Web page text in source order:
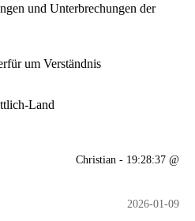
und Unterbrechungen der
um Verständnis
Land
Christian - 19:28:37 @
2026-01-09